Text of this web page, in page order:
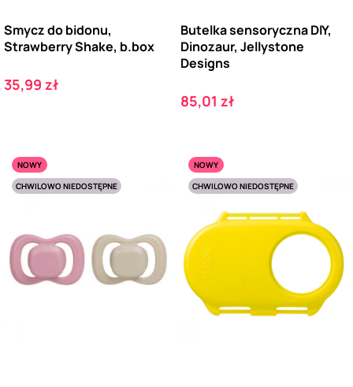
Smycz do bidonu,
Strawberry Shake, b.box
Cena
35,99 zł
Butelka sensoryczna DIY,
Dinozaur, Jellystone
Designs
Cena
85,01 zł
NOWY
CHWILOWO NIEDOSTĘPNE
NOWY
CHWILOWO NIEDOSTĘPNE